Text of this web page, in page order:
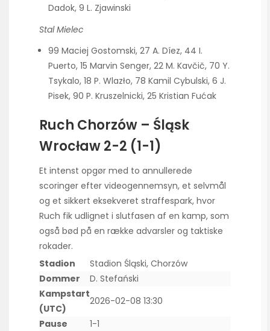
Dadok, 9 L. Zjawinski
Stal Mielec
99 Maciej Gostomski, 27 A. Díez, 44 I.
Puerto, 15 Marvin Senger, 22 M. Kavčič, 70 Y.
Tsykalo, 18 P. Wlazło, 78 Kamil Cybulski, 6 J.
Pisek, 90 P. Kruszelnicki, 25 Kristian Fućak
Ruch Chorzów – Śląsk
Wrocław 2-2 (1-1)
Et intenst opgør med to annullerede
scoringer efter videogennemsyn, et selvmål
og et sikkert eksekveret straffespark, hvor
Ruch fik udlignet i slutfasen af en kamp, som
også bød på en række advarsler og taktiske
rokader.
Stadion
Stadion Śląski, Chorzów
Dommer
D. Stefański
Kampstart
(UTC)
2026-02-08 13:30
Pause
1-1